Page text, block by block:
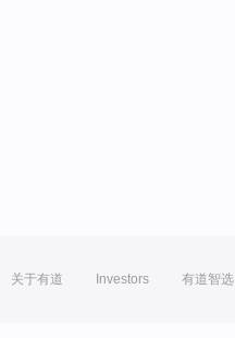
关于有道 Investors 有道智选